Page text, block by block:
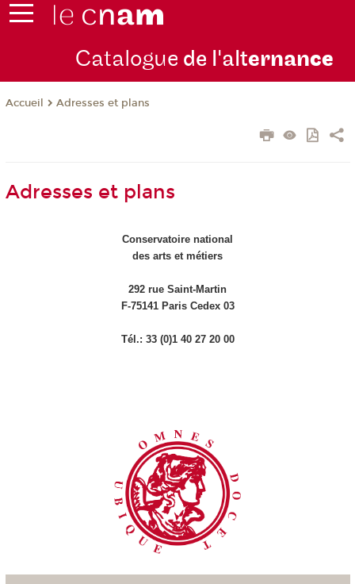
Catalogue de l'alternance
Accueil Adresses et plans
Adresses et plans
Conservatoire national
des arts et métiers
292 rue Saint-Martin
F-75141 Paris Cedex 03
Tél.: 33 (0)1 40 27 20 00